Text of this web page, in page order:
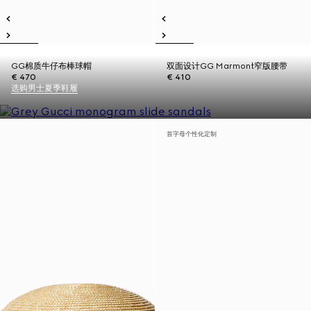
GG棉质牛仔布棒球帽
€ 470
双面设计GG Marmont窄版腰带
€ 410
选购男士夏季鞋履
首字母个性化定制